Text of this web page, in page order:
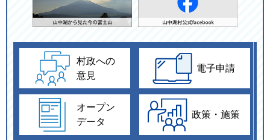
おくやみ ゴミ出し
村政への
意見
電子申請
オープン
データ
政策・施策